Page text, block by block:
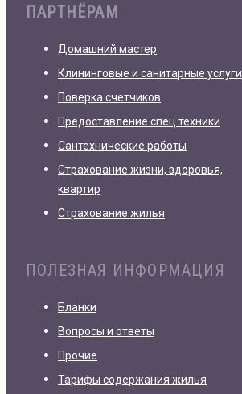
ПАРТНЁРАМ
Домашний мастер
Клининговые и санитарные услуги
Поверка счетчиков
Предоставление спец.техники
Сантехнические работы
Страхование жизни, здоровья,
квартир
Страхование жилья
ПОЛЕЗНАЯ ИНФОРМАЦИЯ
Бланки
Вопросы и ответы
Прочие
Тарифы содержания жилья